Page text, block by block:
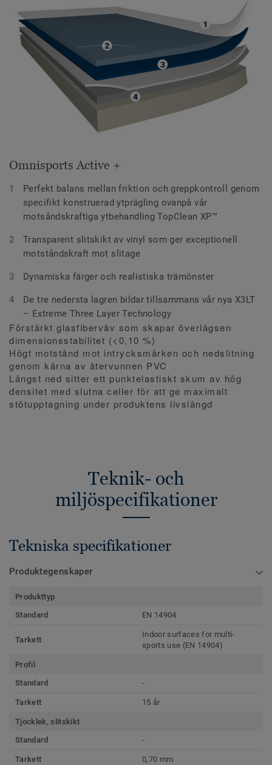
Omnisports Active +
Perfekt balans mellan friktion och greppkontroll genom
specifikt konstruerad ytprägling ovanpå vår
motsåndskraftiga ytbehandling TopClean XP™
Transparent slitskikt av vinyl som ger exceptionell
motståndskraft mot slitage
Dynamiska färger och realistiska trämönster
De tre nedersta lagren bildar tillsammans vår nya X3LT
– Extreme Three Layer Technology
Förstärkt glasfiberväv som skapar överlägsen
dimensionsstabilitet (<0,10 %)
Högt motstånd mot intrycksmärken och nedslitning
genom kärna av återvunnen PVC
Längst ned sitter ett punktelastiskt skum av hög
densitet med slutna celler för att ge maximalt
stötupptagning under produktens livslängd
Teknik- och
miljöspecifikationer
Tekniska specifikationer
Produktegenskaper
Produkttyp
Standard
EN 14904
Tarkett
Indoor surfaces for multi-
sports use (EN 14904)
Profil
Standard
-
Tarkett 15 år
Tjocklek, slitskikt
Standard
-
Tarkett 0,70 mm